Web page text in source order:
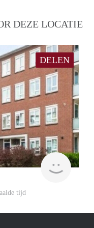
DEZE LOCATIE
DELEN
Woning
tijd